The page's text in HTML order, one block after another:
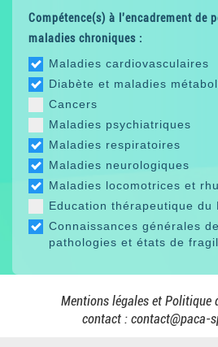
Compétence(s) à l'encadrement de
maladies chroniques :
Maladies cardiovasculaires
Diabète et maladies
Cancers
Maladies psychiatriques
Maladies respiratoires
Maladies neurologiques
Maladies locomotrices et
Education thérapeutique du
Connaissances générales
pathologies et états de
Mentions légales et Politique
contact : contact@paca-